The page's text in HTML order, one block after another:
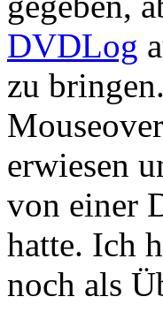
DVDLog
zu
erwiesen
von einer
hatte. Ich
noch als